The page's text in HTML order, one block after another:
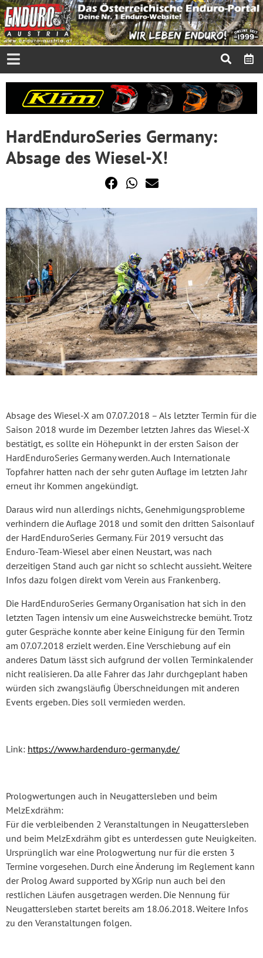
HardEnduroSeries Germany:
Absage des Wiesel-X!
Absage des Wiesel-X am 07.07.2018 – Als letzter Termin für die
Saison 2018 wurde im Dezember letzten Jahres das Wiesel-X
bestätigt, es sollte ein Höhepunkt in der ersten Saison der
HardEnduroSeries Germany werden. Auch Internationale
Topfahrer hatten nach der sehr guten Auflage im letzten Jahr
erneut ihr Kommen angekündigt.
Daraus wird nun allerdings nichts, Genehmigungsprobleme
verhindern die Auflage 2018 und somit den dritten Saisonlauf
der HardEnduroSeries Germany. Für 2019 versucht das
Enduro-Team-Wiesel aber einen Neustart, was nach
derzeitigen Stand auch gar nicht so schlecht aussieht. Weitere
Infos dazu folgen direkt vom Verein aus Frankenberg.
Die HardEnduroSeries Germany Organisation hat sich in den
letzten Tagen intensiv um eine Ausweichstrecke bemüht. Trotz
guter Gespräche konnte aber keine Einigung für den Termin
am 07.07.2018 erzielt werden. Eine Verschiebung auf ein
anderes Datum lässt sich aufgrund der vollen Terminkalender
nicht realisieren. Da alle Fahrer das Jahr durchgeplant haben
würden sich zwangsläufig Überschneidungen mit anderen
Events ergeben. Dies soll vermieden werden.
Link: https://www.hardenduro-germany.de/
Prologwertungen auch in Neugattersleben und beim
MelzExdrähm:
Für die verbleibenden 2 Veranstaltungen in Neugattersleben
und beim MelzExdrähm gibt es unterdessen gute Neuigkeiten.
Ursprünglich war eine Prologwertung nur für die ersten 3
Termine vorgesehen. Durch eine Änderung im Reglement kann
der Prolog Award supported by XGrip nun auch bei den
restlichen Läufen ausgetragen werden. Die Nennung für
Neugattersleben startet bereits am 18.06.2018. Weitere Infos
zu den Veranstaltungen folgen.